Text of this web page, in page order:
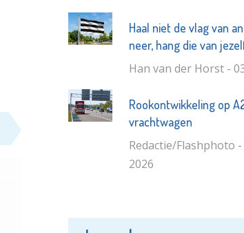
Haal niet de vlag van
neer, hang die van
Han van der Horst -
Rookontwikkeling op
vrachtwagen
Redactie/Flashphoto
2026